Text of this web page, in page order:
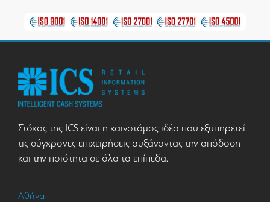
Στόχος της ICS είναι η καινοτόμος ιδέα που εξυπηρετεί
τις σύγχρονες επιχειρήσεις αυξάνοντας την απόδοση
και την ποιότητα σε όλα τα επίπεδα.
Αθήνα